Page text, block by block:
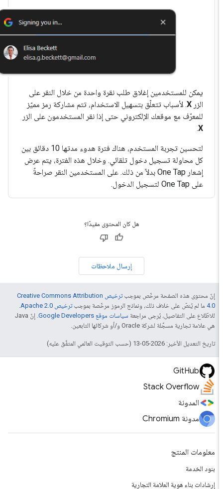
يمكن للمستخدمين إغلاق طلب نقرة واحدة من خلال النقر على
الزرX . لأسباب تتعلّق بتسهيل الاستخدام، تتم مشاركة رمز مميّز
للمعرّف مع موقعك الإلكتروني حتى إذا نقر المستخدمون على الزر
.
لتحسين تجربة المستخدم، هناك فترة هدوء مدتها 10 دقائق بين
كل محاولة تسجيل دخول تلقائي. وخلال هذه الفترة، يتم عرض
إشعار One Tap بدلاً من ذلك. على المستخدمين النقر صراحةً
على One Tap لتسجيل الدخول.
هل كان المحتوى مفيدًا؟
إرسال ملاحظات
إنّ محتوى هذه الصفحة مرخّص بموجب
ترخيص Creative Commons Attribution
4.0‏ما لم يُنصّ على خلاف ذلك، ونماذج الرموز مرخّصة بموجبترخيص Apache 2.0‏
.
للاطّلاع على التفاصيل، يُرجى مراجعةسياسات موقع Google Developers‏
. إنّ Java
هي علامة تجارية مسجَّلة لشركة Oracle و/أو شركائها التابعين.
تاريخ التعديل الأخير: 2026-05-13 (حسب التوقيت العالمي المتفَّق عليه)
GitHub
Stack Overflow
المدونة
مدونة Chromium
معلومات المنتج
بنود الخدمة
إرشادات بناء هوية العلامة التجارية